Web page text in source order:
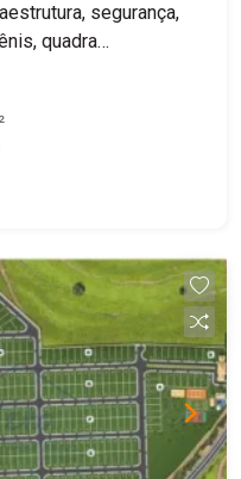
segurança,
quadra